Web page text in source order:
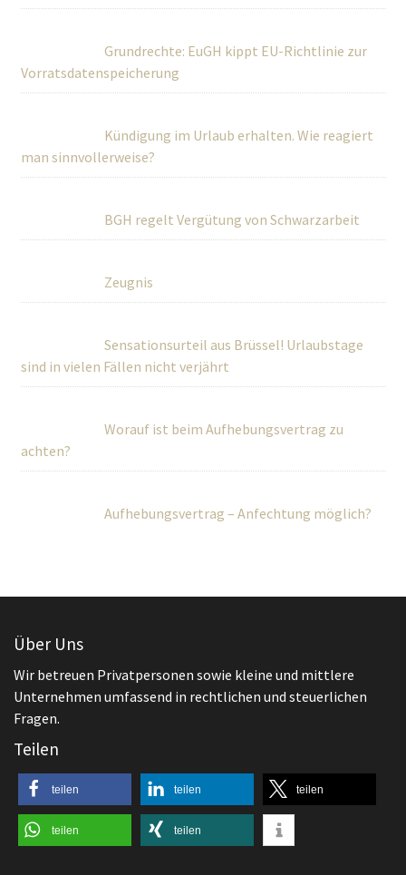
Grundrechte: EuGH kippt EU-Richtlinie zur
Vorratsdatenspeicherung
Kündigung im Urlaub erhalten. Wie reagiert
man sinnvollerweise?
BGH regelt Vergütung von Schwarzarbeit
Zeugnis
Sensationsurteil aus Brüssel! Urlaubstage
sind in vielen Fällen nicht verjährt
Worauf ist beim Aufhebungsvertrag zu
achten?
Aufhebungsvertrag – Anfechtung möglich?
Über Uns
Wir betreuen Privatpersonen sowie kleine und mittlere
Unternehmen umfassend in rechtlichen und steuerlichen
Fragen.
Teilen
teilen teilen teilen
teilen teilen